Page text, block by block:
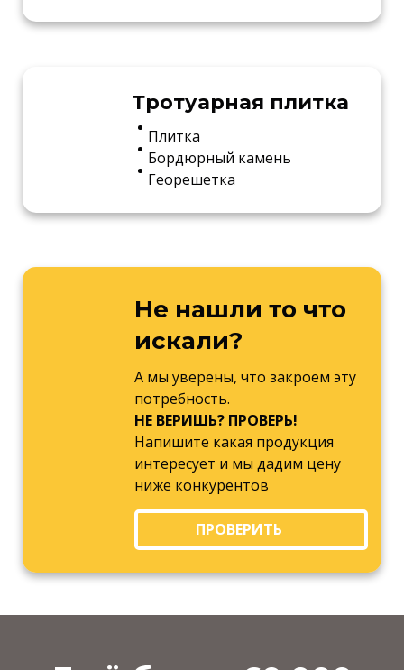
Тротуарная плитка
Плитка
Бордюрный камень
Георешетка
Не нашли то что
искали?
А мы уверены, что закроем эту
потребность.
НЕ ВЕРИШЬ? ПРОВЕРЬ!
Напишите какая продукция
интересует и мы дадим цену
ниже конкурентов
ПРОВЕРИТЬ